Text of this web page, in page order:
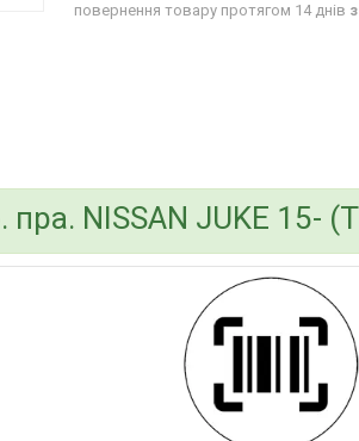
повернення товару протягом 14 днів
пра. NISSAN JUKE 15-